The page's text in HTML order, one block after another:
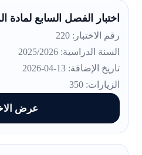
اختبار الفصل السابع لمادة
رقم الاختبار: 220
السنة الدراسية: 2025/2026
تاريخ الإضافة: 13-04-2026
الزيارات: 350
عرض